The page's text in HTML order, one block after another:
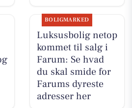
BOLIGMARKED
Luksusbolig netop
kommet til salg i
Farum: Se hvad
du skal smide for
Farums dyreste
adresser her